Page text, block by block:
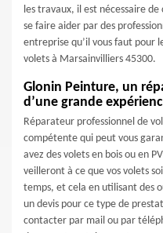
les travaux, il est nécessaire
se faire aider par des
entreprise qu’il vous faut pour
volets à Marsainvilliers 45300.
Glonin Peinture, un
d’une grande
Réparateur professionnel de
compétente qui peut vous
avez des volets en bois ou en
veilleront à ce que vos volets
temps, et cela en utilisant des
un devis pour ce type de
contacter par mail ou par